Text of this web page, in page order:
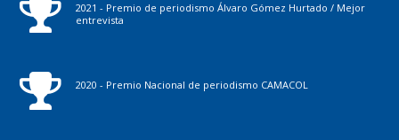
2021 - Premio de periodismo Álvaro Gómez Hurtado / Mejor
entrevista
2020 - Premio Nacional de periodismo CAMACOL